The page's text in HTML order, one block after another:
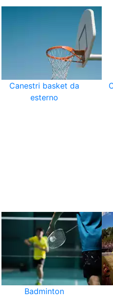
Canestri basket da
esterno
Badminton